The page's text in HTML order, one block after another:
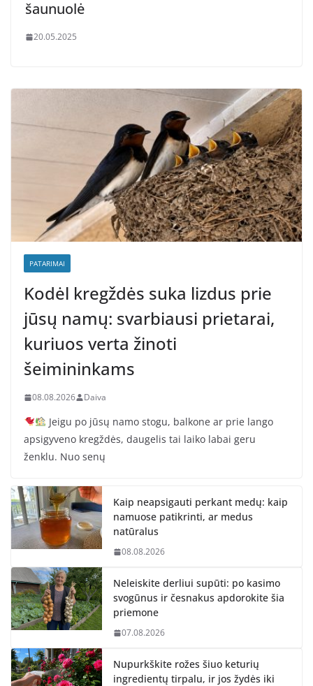
šaunuolė
20.05.2025
PATARIMAI
Kodėl kregždės suka lizdus prie
jūsų namų: svarbiausi prietarai,
kuriuos verta žinoti
šeimininkams
08.08.2026 Daiva
Jeigu po jūsų namo stogu, balkone ar prie lango
apsigyveno kregždės, daugelis tai laiko labai geru
ženklu. Nuo senų
Kaip neapsigauti perkant medų: kaip
namuose patikrinti, ar medus
natūralus
08.08.2026
Neleiskite derliui supūti: po kasimo
svogūnus ir česnakus apdorokite šia
priemone
07.08.2026
Nupurkškite rožes šiuo keturių
ingredientų tirpalu, ir jos žydės iki